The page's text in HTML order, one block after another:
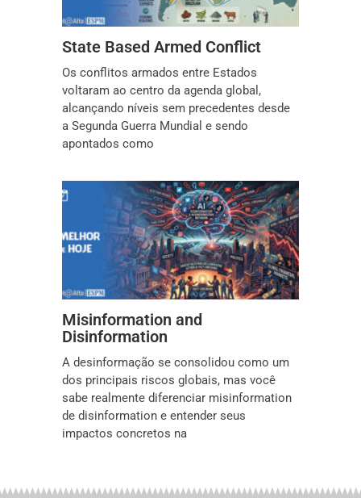
State Based Armed Conflict
Os conflitos armados entre Estados
voltaram ao centro da agenda global,
alcançando níveis sem precedentes desde
a Segunda Guerra Mundial e sendo
apontados como
Misinformation and
Disinformation
A desinformação se consolidou como um
dos principais riscos globais, mas você
sabe realmente diferenciar misinformation
de disinformation e entender seus
impactos concretos na